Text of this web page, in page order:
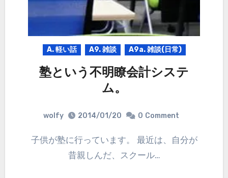
A. 軽い話 A9. 雑談 A9a. 雑談(日常)
塾という不明瞭会計システ
ム。
wolfy 2014/01/20 0 Comment
子供が塾に行っています。 最近は、自分が
昔親しんだ、スクール…